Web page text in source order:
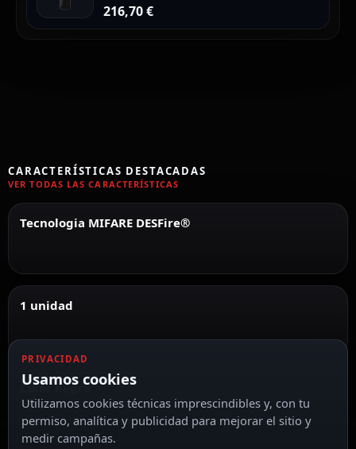
216,70€
CARACTERÍSTICAS DESTACADAS
VER TODAS LAS CARACTERÍSTICAS
Tecnologia MIFARE DESFire®
1 unidad
Color negro
PRIVACIDAD
Usamos cookies
Utilizamos cookies técnicas imprescindibles y, con tu
permiso, analítica y publicidad para mejorar el sitio y
medir campañas.